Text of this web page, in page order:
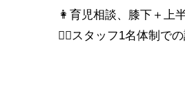
👩育児相談、膝下＋上
👩‍⚕️スタッフ1名体制で